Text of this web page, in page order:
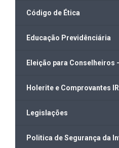
Código de Ética
Educação Previdênciária
Eleição para Conselheiros
Holerite e Comprovantes
Legislações
Politica de Segurança da